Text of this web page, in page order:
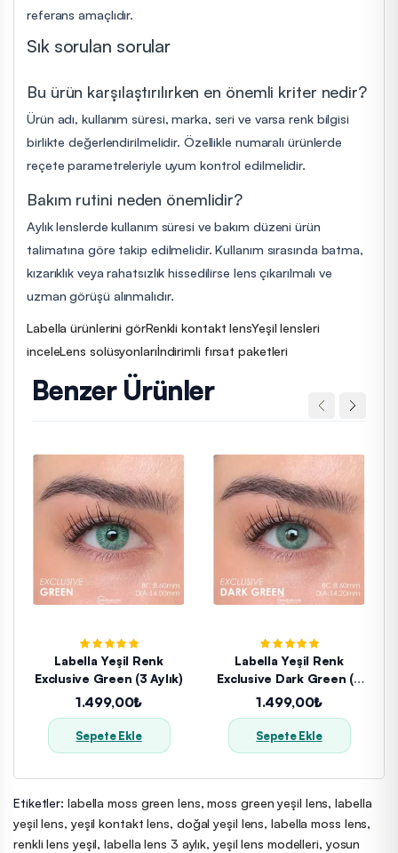
referans amaçlıdır.
Sık sorulan sorular
Bu ürün karşılaştırılırken en önemli kriter nedir?
Ürün adı, kullanım süresi, marka, seri ve varsa renk bilgisi
birlikte değerlendirilmelidir. Özellikle numaralı ürünlerde
reçete parametreleriyle uyum kontrol edilmelidir.
Bakım rutini neden önemlidir?
Aylık lenslerde kullanım süresi ve bakım düzeni ürün
talimatına göre takip edilmelidir. Kullanım sırasında batma,
kızarıklık veya rahatsızlık hissedilirse lens çıkarılmalı ve
uzman görüşü alınmalıdır.
Labella ürünlerini görRenkli kontakt lensYeşil lensleri
inceleLens solüsyonlarıİndirimli fırsat paketleri
Benzer Ürünler
Labella Yeşil Renk
Exclusive Green (3 Aylık)
1.499,00₺
Sepete Ekle
Labella Yeşil Renk
Exclusive Dark Green (3
Aylık)
1.499,00₺
Sepete Ekle
Etiketler: labella moss green lens,moss green yeşil lens,labella
yeşil lens, yeşil kontakt lens, doğal yeşil lens,labella moss lens,
renkli lens yeşil,labella lens 3 aylık, yeşil lens modelleri, yosun